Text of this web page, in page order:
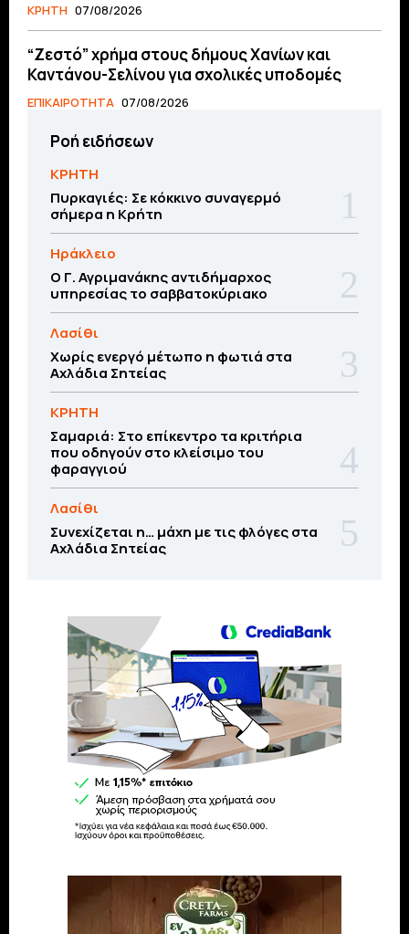
ΚΡΗΤΗ 07/08/2026
“Ζεστό” χρήμα στους δήμους Χανίων και
Καντάνου-Σελίνου για σχολικές υποδομές
ΕΠΙΚΑΙΡΟΤΗΤΑ 07/08/2026
Ροή ειδήσεων
ΚΡΗΤΗ
Πυρκαγιές: Σε κόκκινο συναγερμό
σήμερα η Κρήτη
Ηράκλειο
Ο Γ. Αγριμανάκης αντιδήμαρχος
υπηρεσίας το σαββατοκύριακο
Λασίθι
Χωρίς ενεργό μέτωπο η φωτιά στα
Αχλάδια Σητείας
ΚΡΗΤΗ
Σαμαριά: Στο επίκεντρο τα κριτήρια
που οδηγούν στο κλείσιμο του
φαραγγιού
Λασίθι
Συνεχίζεται η… μάχη με τις φλόγες στα
Αχλάδια Σητείας